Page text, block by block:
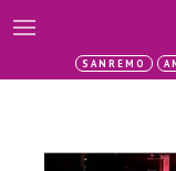
SANREMO